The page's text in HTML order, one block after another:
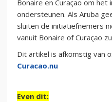
Bonaire en Curaçao om
ondersteunen. Als Aruba
sluiten de initiatiefnemers
vanuit Bonaire of Curaçao
Dit artikel is afkomstig van
Curacao.nu
Even dit: